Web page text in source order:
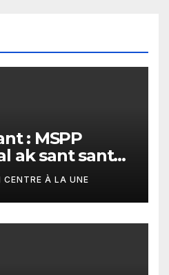
: MSPP
ak sant sante
kagezon
CENTRE À LA UNE